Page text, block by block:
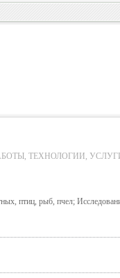
ТЕХНОЛОГИИ, УСЛУГИ
птиц, рыб, пчел;